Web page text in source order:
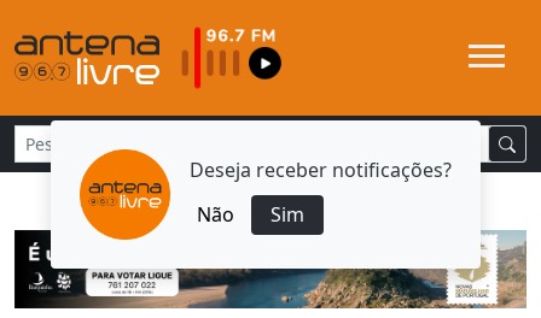
Deseja receber notificações?
Não
Sim